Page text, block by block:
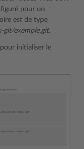
pour un
est de type
git/exemple.git.
pour initialiser le